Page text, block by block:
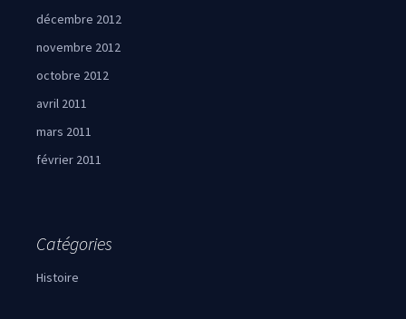
décembre 2012
novembre 2012
octobre 2012
avril 2011
mars 2011
février 2011
Catégories
Histoire